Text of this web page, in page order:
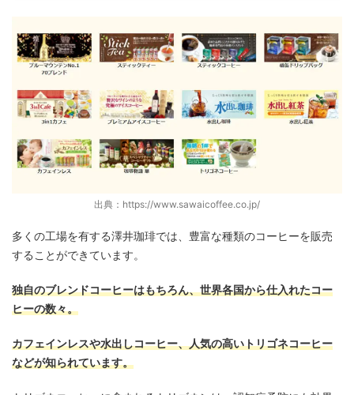
出典：https://www.sawaicoffee.co.jp/
多くの工場を有する澤井珈琲では、豊富な種類のコーヒーを販売
することができています。
独自のブレンドコーヒーはもちろん、世界各国から仕入れたコー
ヒーの数々。
カフェインレスや水出しコーヒー、人気の高いトリゴネコーヒー
などが知られています。